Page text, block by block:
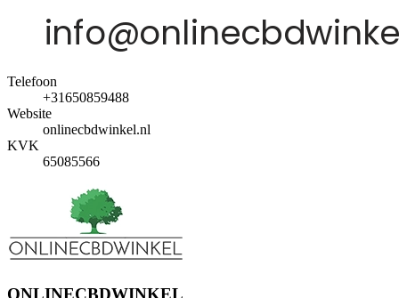
Telefoon
+31650859488
Website
onlinecbdwinkel.nl
KVK
65085566
ONLINECBDWINKEL